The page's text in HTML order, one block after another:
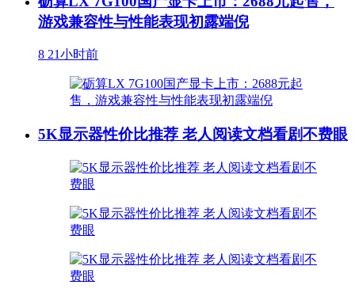
游戏兼容性与性能表现初露端倪
8 21小时前
5K显示器性价比推荐 老人阅读文档看剧不费眼